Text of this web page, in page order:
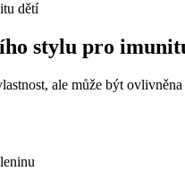
stylu pro
ale může být